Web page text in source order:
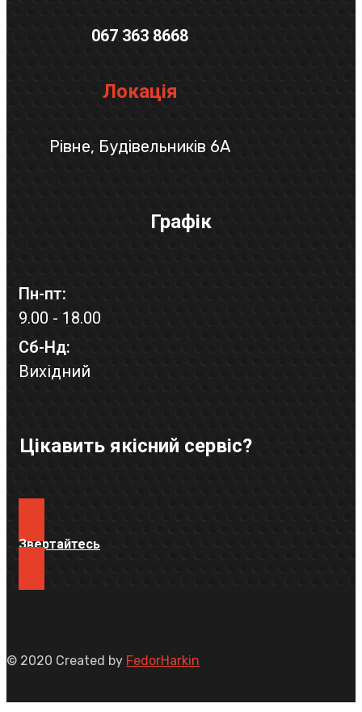
067 363 8668
Локація
Рівне, Будівельників 6А
Графік
Пн-пт:
9.00 - 18.00
Сб-Нд:
Вихідний
Цікавить якісний сервіс?
Звертайтесь
© 2020 Created by FedorHarkin